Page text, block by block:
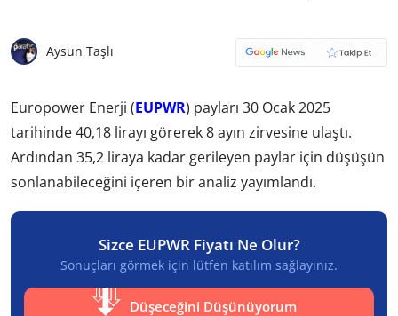
Aysun Taşlı
Europower Enerji (EUPWR) payları 30 Ocak 2025
tarihinde 40,18 lirayı görerek 8 ayın zirvesine ulaştı.
Ardından 35,2 liraya kadar gerileyen paylar için düşüşün
sonlanabileceğini içeren bir analiz yayımlandı.
Sizce EUPWR Fiyatı Ne Olur?
Sonuçları görmek için lütfen katılım sağlayınız.
Düşeceğini Düşünüyorum